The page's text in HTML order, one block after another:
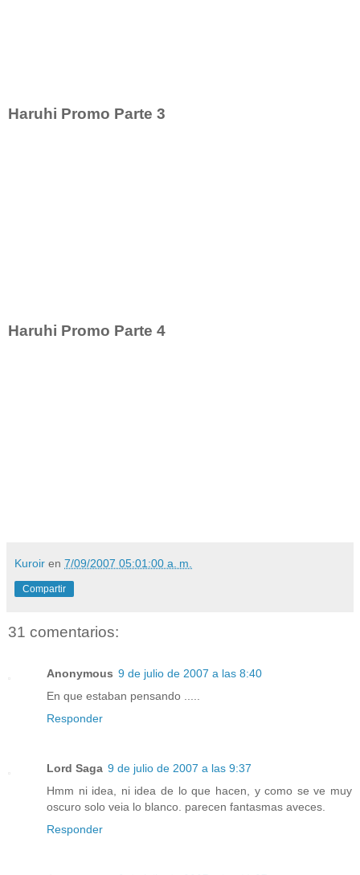
Haruhi Promo Parte 3
Haruhi Promo Parte 4
Kuroir en 7/09/2007 05:01:00 a. m.
Compartir
31 comentarios:
Anonymous 9 de julio de 2007 a las 8:40
En que estaban pensando .....
Responder
Lord Saga 9 de julio de 2007 a las 9:37
Hmm ni idea, ni idea de lo que hacen, y como se ve muy
oscuro solo veia lo blanco. parecen fantasmas aveces.
Responder